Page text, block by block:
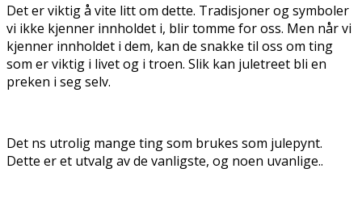
Det er viktig å vite litt om dette. Tradisjoner og symboler
vi ikke kjenner innholdet i, blir tomme for oss. Men når vi
kjenner innholdet i dem, kan de snakke til oss om ting
som er viktig i livet og i troen. Slik kan juletreet bli en
preken i seg selv.
Det fins utrolig mange ting som brukes som julepynt.
Dette er et utvalg av de vanligste, og noen uvanlige..